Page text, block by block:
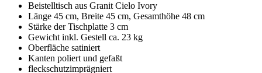
Beistelltisch aus Granit Cielo Ivory
Länge 45 cm, Breite 45 cm, Gesamthöhe 48 cm
Stärke der Tischplatte 3 cm
Gewicht inkl. Gestell ca. 23 kg
Oberfläche satiniert
Kanten poliert und gefaßt
fleckschutzimprägniert